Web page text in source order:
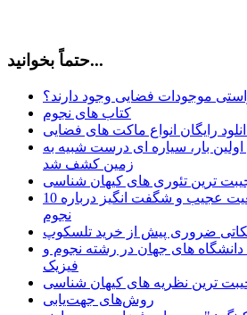
حتماً بخوانید...
موجودات فضایی وجود دارند؟
کتاب های نجوم
رایگان انواع ماکت های فضایی
اولین بار، سیاره ای درست شبیه به
زمین کشف شد
ترین تئوری های کیهان شناسی
10 واقعیت عجیب و شگفت انگیز درباره
نجوم
ضروری پیش از خرید تلسکوپ
دانشگاه های جهان در رشته نجوم و
فیزیک
ترین نظریه های کیهان شناسی
روش‌های جهت‌یابی